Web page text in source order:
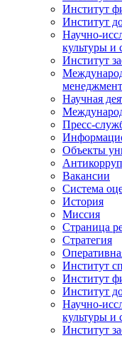
Институт
Институт
Научно-
культуры и
Институт
Научная
Пресс-
Объекты
Вакансии
Система
История
Миссия
Страница
Стратегия
Институт
Институт
Институт
Научно-
культуры и
Институт